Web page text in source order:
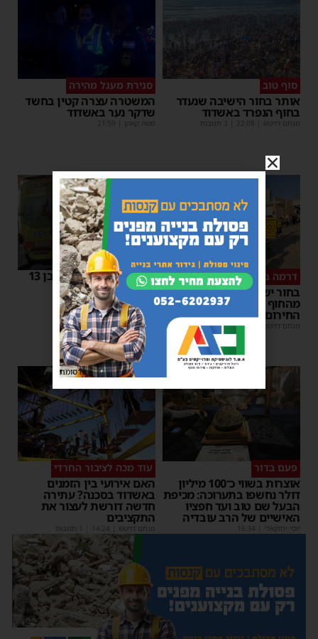
סוף טוב
אותר בחור הישיבה שנעדר
בחוף הנפרד באשדוד
מנחם דויטש 22:08
סגירת מעגל מהירה
המשטרה עצרה קטין בחשד
שדקר נער באשדוד
משה קאהן 21:59
דרמה באשדוד
בחור ישיבה בן 15 נעדר
מהחוף הנפרד – כוחות
החירום פתחו בחיפושים
מנחם דויטש 18:32 | 1 תגובות
אלימות באשדוד: נער בן 13
נדקר ברגלו
משה קאהן |
18:04
פעם בדור
אוצרות בשווי כ־100 מיליון
דולר נחשפו בתערוכה: מכיפת
הבעל שם טוב ועד חפציו
האישיים של הרב עובדיה
יוסי יחזקאלי 16:34
עוד מכה לציבור החרדי
האם אירועי בין הזמנים
באשדוד בסכנה? עתירה
חדשה דורשת לעצור את
התקציבים
מנחם דויטש 14:24
פרסומת